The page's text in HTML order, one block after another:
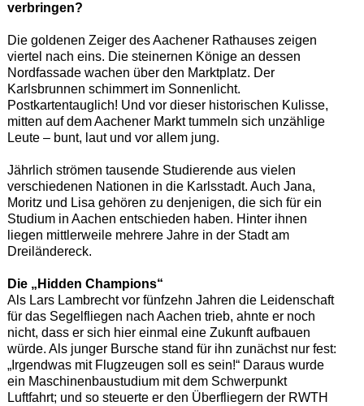
verbringen?
Die goldenen Zeiger des Aachener Rathauses zeigen
viertel nach eins. Die steinernen Könige an dessen
Nordfassade wachen über den Marktplatz. Der
Karlsbrunnen schimmert im Sonnenlicht.
Postkartentauglich! Und vor dieser historischen Kulisse,
mitten auf dem Aachener Markt tummeln sich unzählige
Leute – bunt, laut und vor allem jung.
Jährlich strömen tausende Studierende aus vielen
verschiedenen Nationen in die Karlsstadt. Auch Jana,
Moritz und Lisa gehören zu denjenigen, die sich für ein
Studium in Aachen entschieden haben. Hinter ihnen
liegen mittlerweile mehrere Jahre in der Stadt am
Dreiländereck.
Die „Hidden Champions“
Als Lars Lambrecht vor fünfzehn Jahren die Leidenschaft
für das Segelfliegen nach Aachen trieb, ahnte er noch
nicht, dass er sich hier einmal eine Zukunft aufbauen
würde. Als junger Bursche stand für ihn zunächst nur fest:
„Irgendwas mit Flugzeugen soll es sein!“ Daraus wurde
ein Maschinenbaustudium mit dem Schwerpunkt
Luftfahrt; und so steuerte er den Überfliegern der RWTH